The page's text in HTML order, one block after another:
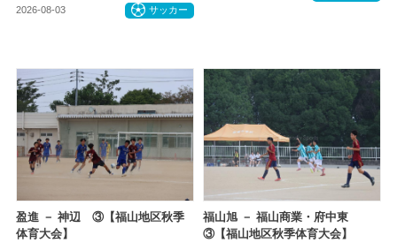
2026-08-03 サッカー
盈進 － 神辺 ③【福山地区秋季
体育大会】
福山旭 － 福山商業・府中東
③【福山地区秋季体育大会】